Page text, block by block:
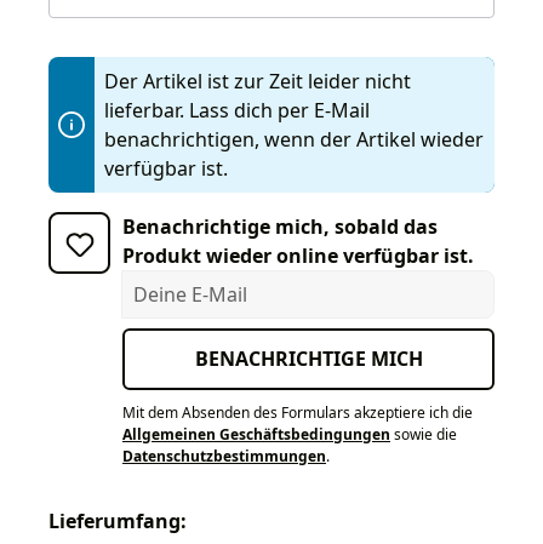
Der Artikel ist zur Zeit leider nicht
lieferbar. Lass dich per E-Mail
benachrichtigen, wenn der Artikel wieder
verfügbar ist.
Benachrichtige mich, sobald das
Produkt wieder online verfügbar ist.
Deine E-Mail
BENACHRICHTIGE MICH
Mit dem Absenden des Formulars akzeptiere ich die
Allgemeinen Geschäftsbedingungen sowie die
Datenschutzbestimmungen.
Lieferumfang: